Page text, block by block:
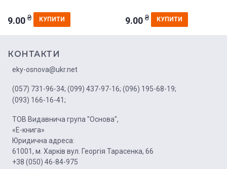
9.00 ₴ КУПИТИ 9.00 ₴ КУПИТИ
КОНТАКТИ
eky-osnova@ukr.net
(057) 731-96-34; (099) 437-97-16; (096) 195-68-19;
(093) 166-16-41;
ТОВ Видавнича група "Основа",
«Е-книга»
Юридична адреса:
61001, м. Харків вул. Георгія Тарасенка, 66
+38 (050) 46-84-975